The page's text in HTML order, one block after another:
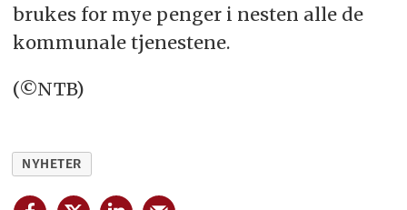
brukes for mye penger i nesten alle de
kommunale tjenestene.
(©NTB)
NYHETER